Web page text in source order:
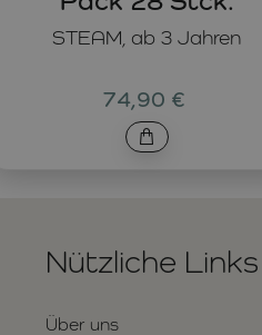
STEAM, ab 3 Jahren
74,90 €
Nützliche Links
Über uns